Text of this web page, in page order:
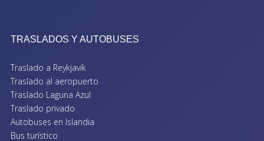
TRASLADOS Y AUTOBUSES
Traslado a Reykjavík
Traslado al aeropuerto
Traslado Laguna Azul
Traslado privado
Autobuses en Islandia
Bus turístico